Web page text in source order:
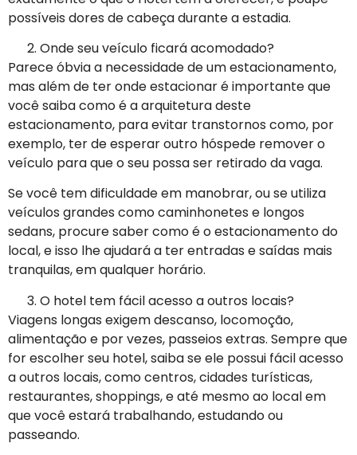
possíveis dores de cabeça durante a estadia.
Onde seu veículo ficará acomodado?
Parece óbvia a necessidade de um estacionamento,
mas além de ter onde estacionar é importante que
você saiba como é a arquitetura deste
estacionamento, para evitar transtornos como, por
exemplo, ter de esperar outro hóspede remover o
veículo para que o seu possa ser retirado da vaga.
Se você tem dificuldade em manobrar, ou se utiliza
veículos grandes como caminhonetes e longos
sedans, procure saber como é o estacionamento do
local, e isso lhe ajudará a ter entradas e saídas mais
tranquilas, em qualquer horário.
O hotel tem fácil acesso a outros locais?
Viagens longas exigem descanso, locomoção,
alimentação e por vezes, passeios extras. Sempre que
for escolher seu hotel, saiba se ele possui fácil acesso
a outros locais, como centros, cidades turísticas,
restaurantes, shoppings, e até mesmo ao local em
que você estará trabalhando, estudando ou
passeando.